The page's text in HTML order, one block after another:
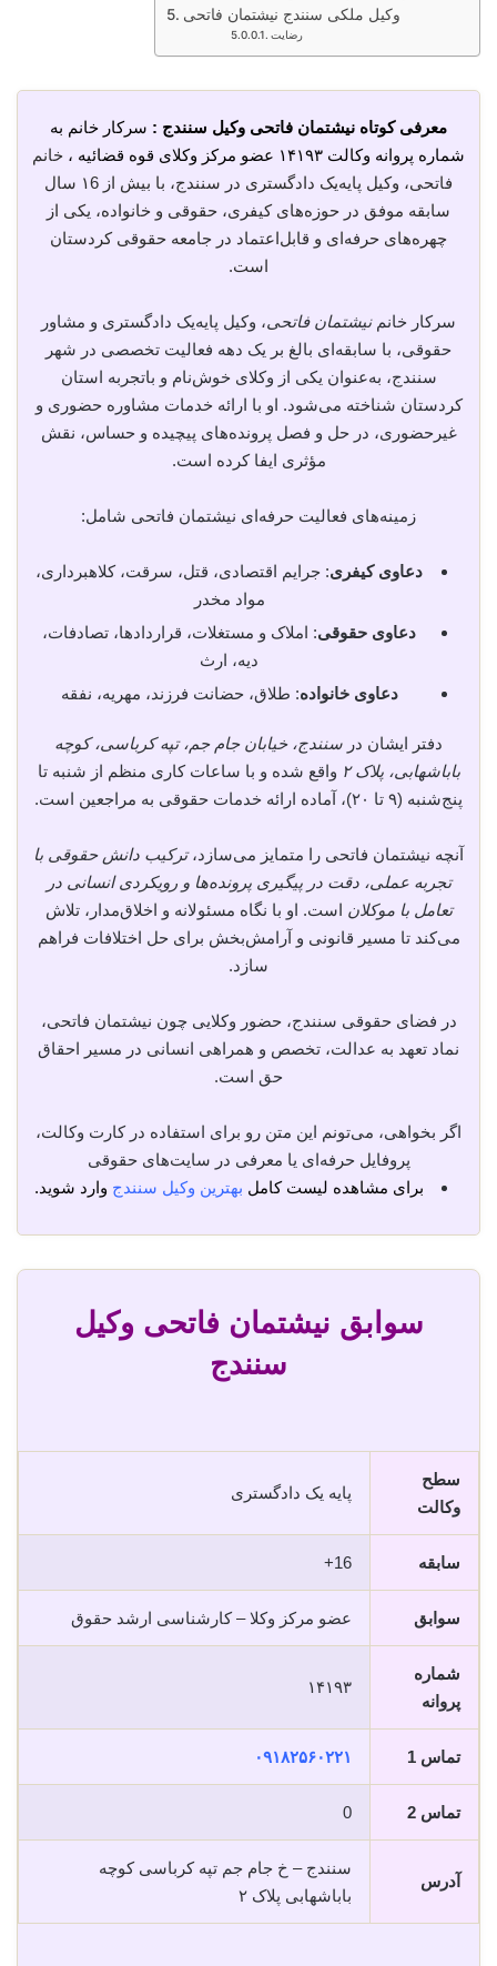
وکیل ملکی سنندج نیشتمان فاتحی
رضایت
معرفی کوتاه نیشتمان فاتحی وکیل سنندج : سرکار خانم به
شماره پروانه وکالت ۱۴۱۹۳ عضو مرکز وکلای قوه قضائیه ،
خانم
فاتحی، وکیل پایه‌یک دادگستری در سنندج، با بیش از ۱6 سال
سابقه موفق در حوزه‌های کیفری، حقوقی و خانواده، یکی از
چهره‌های حرفه‌ای و قابل‌اعتماد در جامعه حقوقی کردستان
است.
سرکار خانمنیشتمان فاتحی، وکیل پایه‌یک دادگستری و مشاور
حقوقی، با سابقه‌ای بالغ بر یک دهه فعالیت تخصصی در شهر
سنندج، به‌عنوان یکی از وکلای خوش‌نام و باتجربه استان
کردستان شناخته می‌شود. او با ارائه خدمات مشاوره حضوری و
غیرحضوری، در حل و فصل پرونده‌های پیچیده و حساس، نقش
مؤثری ایفا کرده است.
زمینه‌های فعالیت حرفه‌ای نیشتمان فاتحی شامل:
دعاوی کیفری: جرایم اقتصادی، قتل، سرقت، کلاهبرداری،
مواد مخدر
دعاوی حقوقی: املاک و مستغلات، قراردادها، تصادفات،
دیه، ارث
دعاوی خانواده: طلاق، حضانت فرزند، مهریه، نفقه
دفتر ایشان در سنندج، خیابان جام جم، تپه کرباسی، کوچه
باباشهابی، پلاک ۲
واقع شده و با ساعات کاری منظم از شنبه تا
پنج‌شنبه (۹ تا ۲۰)، آماده ارائه خدمات حقوقی به مراجعین است.
آنچه نیشتمان فاتحی را متمایز می‌سازد،ترکیب دانش حقوقی با
تجربه عملی، دقت در پیگیری پرونده‌ها و رویکردی انسانی در
تعامل با موکلان است. او با نگاه مسئولانه و اخلاق‌مدار، تلاش
می‌کند تا مسیر قانونی و آرامش‌بخش برای حل اختلافات فراهم
سازد.
در فضای حقوقی سنندج، حضور وکلایی چون نیشتمان فاتحی،
نماد تعهد به عدالت، تخصص و همراهی انسانی در مسیر احقاق
حق است.
اگر بخواهی، می‌تونم این متن رو برای استفاده در کارت وکالت،
پروفایل حرفه‌ای یا معرفی در سایت‌های حقوقی
برای مشاهده لیست کامل بهترین وکیل سنندج وارد شوید.
سوابق نیشتمان فاتحی وکیل
سنندج
سطح
وکالت
پایه یک دادگستری
سابقه 16+
سوابق عضو مرکز وکلا – کارشناسی ارشد حقوق
شماره
پروانه
۱۴۱۹۳
تماس 1 ۰۹۱۸۲۵۶۰۲۲۱
تماس 2 0
آدرس
سنندج – خ جام جم تپه کرباسی کوچه
باباشهابی پلاک ۲